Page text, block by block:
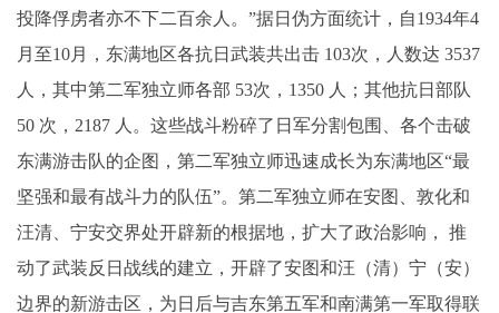
投降俘虏者亦不下二百余人。”据日伪方面统计，自1934年4
月至10月，东满地区各抗日武装共出击 103次，人数达 3537
人，其中第二军独立师各部 53次，1350 人；其他抗日部队
50 次，2187 人。这些战斗粉碎了日军分割包围、各个击破
东满游击队的企图，第二军独立师迅速成长为东满地区“最
坚强和最有战斗力的队伍”。第二军独立师在安图、敦化和
汪清、宁安交界处开辟新的根据地，扩大了政治影响， 推
动了武装反日战线的建立，开辟了安图和汪（清）宁（安）
边界的新游击区，为日后与吉东第五军和南满第一军取得联